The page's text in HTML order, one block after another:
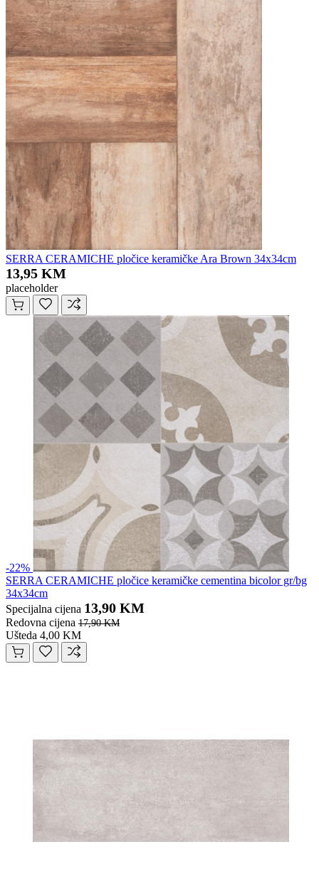
SERRA CERAMICHE pločice keramičke Ara Brown 34x34cm
13,95 KM
placeholder
-22%
SERRA CERAMICHE pločice keramičke cementina bicolor gr/bg
34x34cm
Specijalna cijena 13,90 KM
Redovna cijena 17,90 KM
Ušteda 4,00 KM